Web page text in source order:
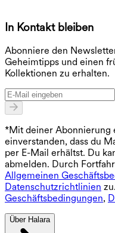
In Kontakt bleiben
Abonniere den
Geheimtipps und einen
Kollektionen zu erhalten.
*Mit deiner Abonnierung
einverstanden, dass du
per E-Mail erhältst. Du
abmelden. Durch
Allgemeinen
Datenschutzrichtlinien zu.
Geschäftsbedingungen,
Über Halara